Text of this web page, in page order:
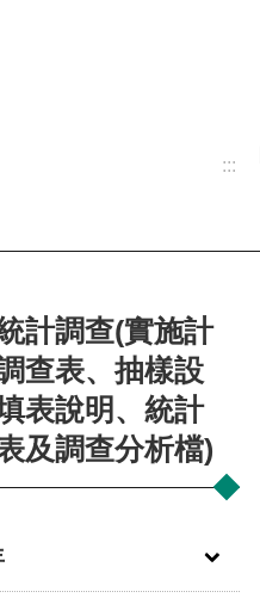
:::
計調查(實施計
查表、抽樣設
表說明、統計
及調查分析檔)